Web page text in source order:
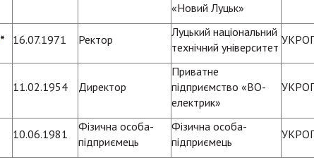
«Новий Луцьк»
* 16.07.1971 Ректор
Луцький національний
технічний університет
11.02.1954 Директор
Приватне
підприємство «ВО-
електрик»
10.06.1981
Фізична особа-
підприємець
Фізична особа-
підприємець